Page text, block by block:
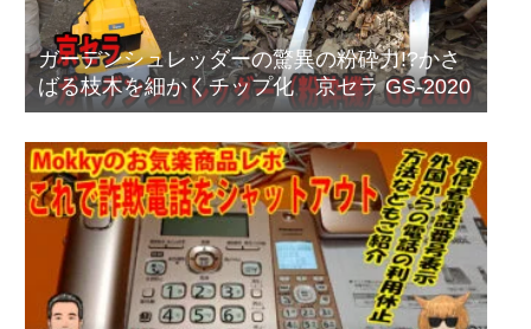
ガーデンシュレッダーの驚異の粉砕力!?かさ
ばる枝木を細かくチップ化 京セラ GS-2020